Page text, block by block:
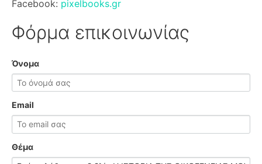
Facebook: pixelbooks.gr
Φόρμα επικοινωνίας
Όνομα
Email
Θέμα